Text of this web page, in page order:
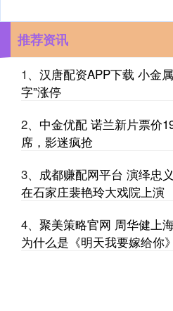
推荐资讯
1、 汉唐配资APP下载 小金
字”涨停
2、 中金优配 诺兰新片票价
席，影迷疯抢
3、 成都赚配网平台 演绎忠
在石家庄裴艳玲大戏院上演
4、 聚美策略官网 周华健上
为什么是《明天我要嫁给你